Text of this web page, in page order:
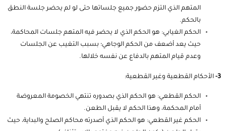
المتهم الذي التزم حضور جميع جلساتها حتى لو لم يحضر جلسة النطق
بالحكم.
الحكم الغيابي: هو الحكم الذي لا يحضر فيه المتهم جلسات المحاكمة،
حيث يعد أضعف من الحكم الوجاهي؛ بسبب التغيب عن الجلسات
وعدم قيام المتهم بالدفاع عن نفسه خلالها.
3- الأحكام القطعية وغير القطعية:
الحكم القطعي: هو الحكم الذي بصدوره تنتهي الخصومة المعروضة
أمام المحكمة، وهذا الحكم لا يقبل الطعن.
الحكم غير القطعي: هو الحكم الذي أصدرته محاكم الصلح والبداية، حيث